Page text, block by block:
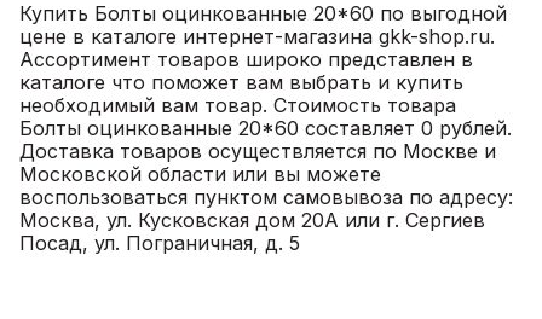
Купить Болты оцинкованные 20*60 по выгодной
цене в каталоге интернет-магазина gkk-shop.ru.
Ассортимент товаров широко представлен в
каталоге что поможет вам выбрать и купить
необходимый вам товар. Стоимость товара
Болты оцинкованные 20*60 составляет 0 рублей.
Доставка товаров осуществляется по Москве и
Московской области или вы можете
воспользоваться пунктом самовывоза по адресу:
Москва, ул. Кусковская дом 20А или г. Сергиев
Посад, ул. Пограничная, д. 5